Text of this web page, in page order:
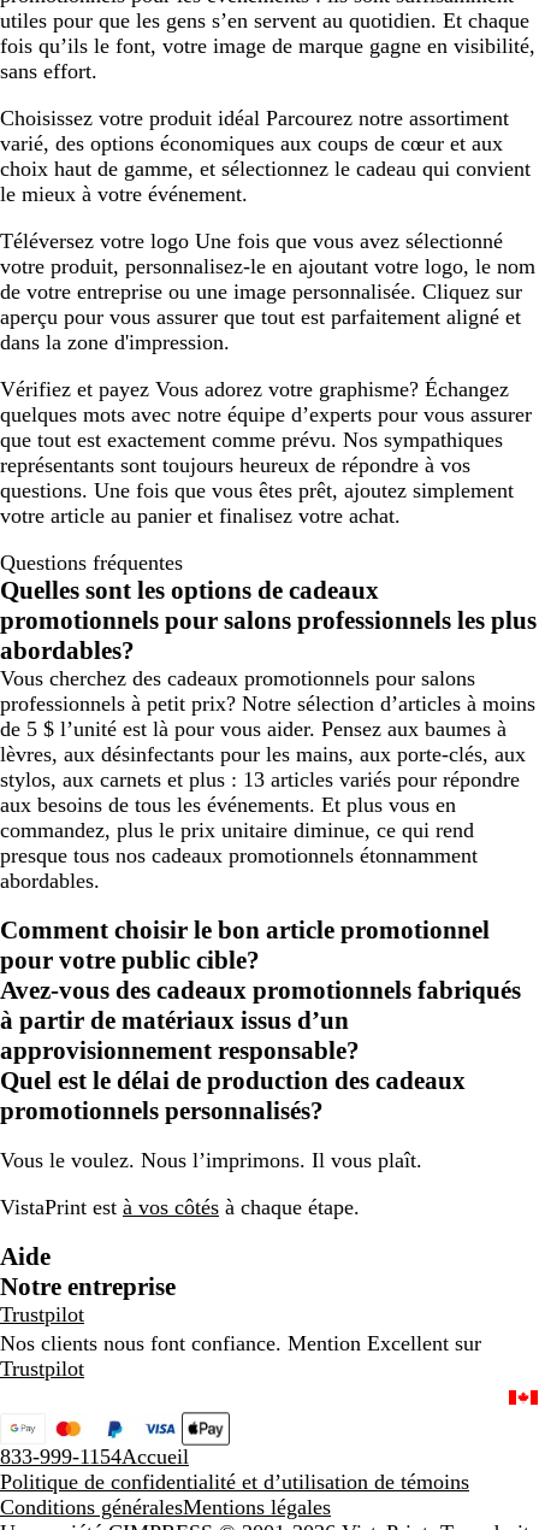
utiles pour que les gens s’en servent au quotidien. Et chaque
fois qu’ils le font, votre image de marque gagne en visibilité,
sans effort.
Choisissez votre produit idéal Parcourez notre assortiment
varié, des options économiques aux coups de cœur et aux
choix haut de gamme, et sélectionnez le cadeau qui convient
le mieux à votre événement.
Téléversez votre logo Une fois que vous avez sélectionné
votre produit, personnalisez-le en ajoutant votre logo, le nom
de votre entreprise ou une image personnalisée. Cliquez sur
aperçu pour vous assurer que tout est parfaitement aligné et
dans la zone d'impression.
Vérifiez et payez Vous adorez votre graphisme? Échangez
quelques mots avec notre équipe d’experts pour vous assurer
que tout est exactement comme prévu. Nos sympathiques
représentants sont toujours heureux de répondre à vos
questions. Une fois que vous êtes prêt, ajoutez simplement
votre article au panier et finalisez votre achat.
Questions fréquentes
Quelles sont les options de cadeaux
promotionnels pour salons professionnels les plus
abordables?
Vous cherchez des cadeaux promotionnels pour salons
professionnels à petit prix? Notre sélection d’articles à moins
de 5 $ l’unité est là pour vous aider. Pensez aux baumes à
lèvres, aux désinfectants pour les mains, aux porte-clés, aux
stylos, aux carnets et plus : 13 articles variés pour répondre
aux besoins de tous les événements. Et plus vous en
commandez, plus le prix unitaire diminue, ce qui rend
presque tous nos cadeaux promotionnels étonnamment
abordables.
Comment choisir le bon article promotionnel
pour votre public cible?
Avez-vous des cadeaux promotionnels fabriqués
à partir de matériaux issus d’un
approvisionnement responsable?
Quel est le délai de production des cadeaux
promotionnels personnalisés?
Vous le voulez. Nous l’imprimons. Il vous plaît.
VistaPrint est à vos côtés à chaque étape.
Aide
Notre entreprise
Trustpilot
Nos clients nous font confiance. Mention Excellent sur
Trustpilot
833-999-1154Accueil
Politique de confidentialité et d’utilisation de témoins
Conditions généralesMentions légales